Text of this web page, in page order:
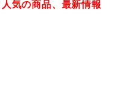
気の商品、最新情報